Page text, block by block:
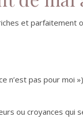
et parfaitement
n’est pas pour moi »)
ou croyances qui